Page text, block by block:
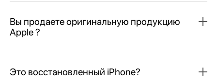
Вы продаете оригинальную продукцию
Apple ?
Это восстановленный iPhone?